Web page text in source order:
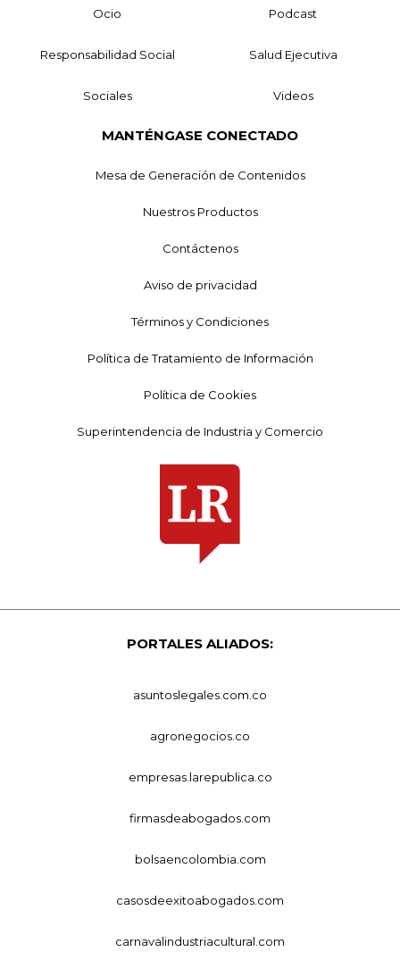
Ocio Podcast
Responsabilidad Social Salud Ejecutiva
Sociales Videos
MANTÉNGASE CONECTADO
Mesa de Generación de Contenidos
Nuestros Productos
Contáctenos
Aviso de privacidad
Términos y Condiciones
Política de Tratamiento de Información
Política de Cookies
Superintendencia de Industria y Comercio
PORTALES ALIADOS:
asuntoslegales.com.co
agronegocios.co
empresas.larepublica.co
firmasdeabogados.com
bolsaencolombia.com
casosdeexitoabogados.com
carnavalindustriacultural.com